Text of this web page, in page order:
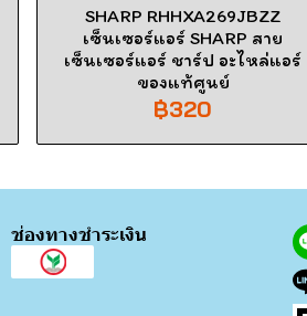
SHARP RHHXA269JBZZ
เซ็นเซอร์แอร์ SHARP สาย
เซ็นเซอร์แอร์ ชาร์ป อะไหล่แอร์
ของแท้ศูนย์
฿320
ช่องทางชำระเงิน